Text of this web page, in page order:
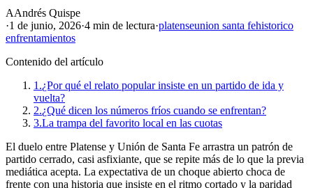
AAndrés Quispe
·1 de junio, 2026·4 min de lectura·platenseunion santa fehistorico
enfrentamientos
Contenido del artículo
1.¿Por qué el relato popular insiste en un partido de ida y
vuelta?
2.¿Qué dicen los números fríos cuando se enfrentan?
3.La trampa del favorito local en las cuotas
El duelo entre Platense y Unión de Santa Fe arrastra un patrón de
partido cerrado, casi asfixiante, que se repite más de lo que la previa
mediática acepta. La expectativa de un choque abierto choca de
frente con una historia que insiste en el ritmo cortado y la paridad